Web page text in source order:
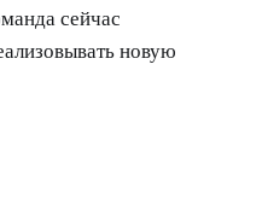
сейчас
новую